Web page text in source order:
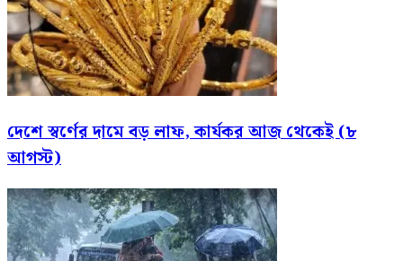
দেশে স্বর্ণের দামে বড় লাফ, কার্যকর আজ থেকেই (৮
আগস্ট)